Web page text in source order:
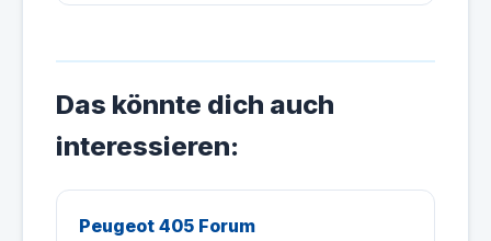
Das könnte dich auch
interessieren:
Peugeot 405 Forum